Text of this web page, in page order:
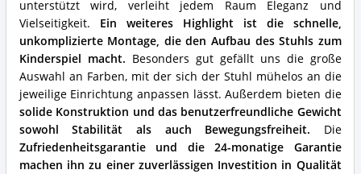
unterstützt wird, verleiht jedem Raum Eleganz und
Vielseitigkeit. Ein weiteres Highlight ist die schnelle,
unkomplizierte Montage, die den Aufbau des Stuhls zum
Kinderspiel macht. Besonders gut gefällt uns die große
Auswahl an Farben, mit der sich der Stuhl mühelos an die
jeweilige Einrichtung anpassen lässt. Außerdem bieten die
solide Konstruktion und das benutzerfreundliche Gewicht
sowohl Stabilität als auch Bewegungsfreiheit. Die
Zufriedenheitsgarantie und die 24-monatige Garantie
machen ihn zu einer zuverlässigen Investition in Qualität